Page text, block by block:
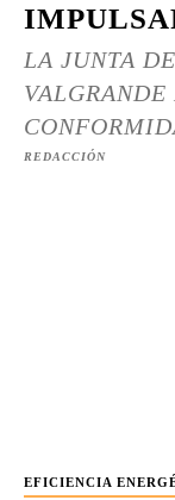
LA JUNTA
REDACCIÓN
EFICIENCIA